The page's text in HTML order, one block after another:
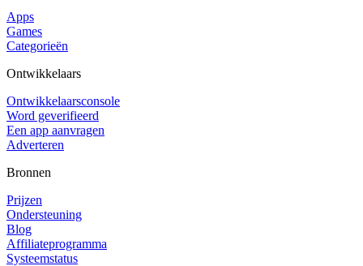
Apps
Games
Categorieën
Ontwikkelaars
Ontwikkelaarsconsole
Word geverifieerd
Een app aanvragen
Adverteren
Bronnen
Prijzen
Ondersteuning
Blog
Affiliateprogramma
Systeemstatus